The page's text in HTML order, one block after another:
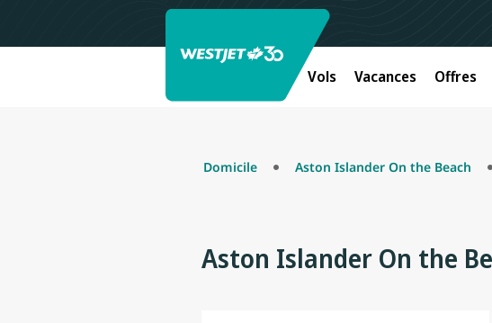
Vols Vacances Offres
Domicile Aston Islander On the Beach
Aston Islander On the